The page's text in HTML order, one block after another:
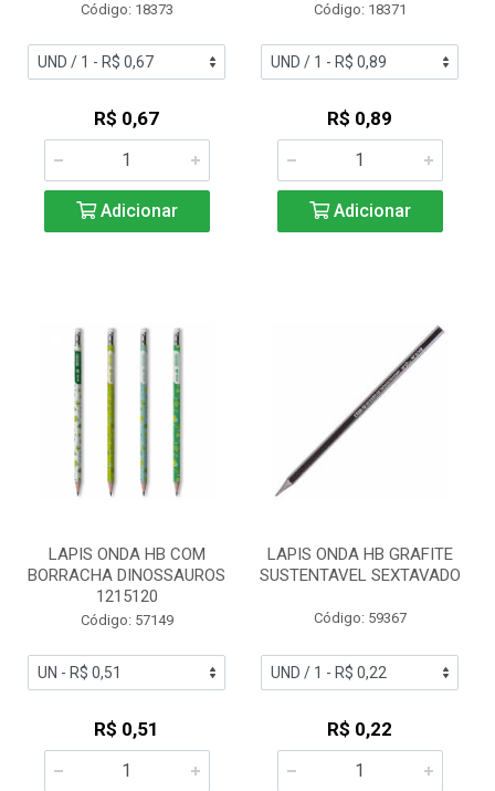
Código: 18373
R$ 0,67
Adicionar
Código: 18371
R$ 0,89
Adicionar
LAPIS ONDA HB COM
BORRACHA DINOSSAUROS
1215120
Código: 57149
R$ 0,51
LAPIS ONDA HB GRAFITE
SUSTENTAVEL SEXTAVADO
Código: 59367
R$ 0,22